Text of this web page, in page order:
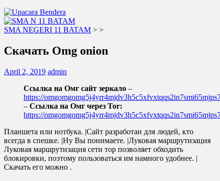
SMA NEGERI 11 BATAM > >
Скачать Omg onion
April 2, 2019 admin
Ссылка на Омг сайт зеркало –
https://
– Ссылка на Омг через Tor:
https://
Планшета или нотбука. |Сайт разработан для людей, кто
всегда в спешке. |Ну Вы понимаете. |Луковая маршрутизация
Луковая маршрутизация сети тор позволяет обходить
блокировки, поэтому пользоваться им намного удобнее. |
Скачать его можно .